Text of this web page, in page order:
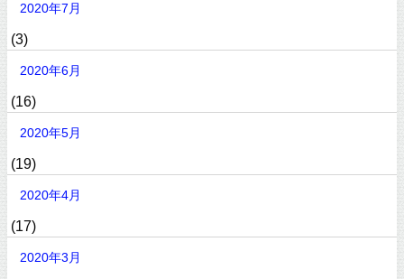
2020年7月
(3)
2020年6月
(16)
2020年5月
(19)
2020年4月
(17)
2020年3月